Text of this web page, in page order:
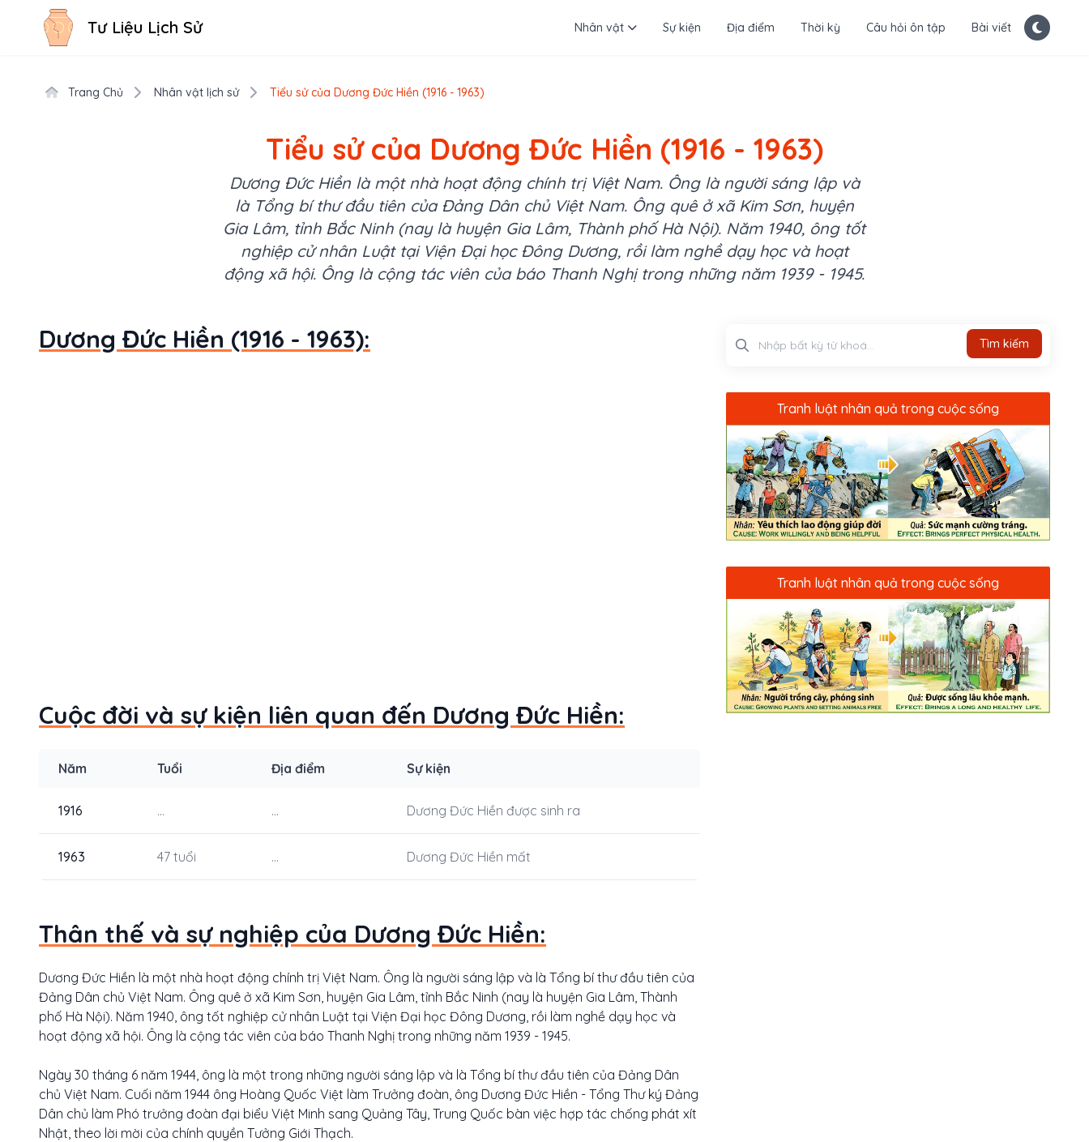
Tư Liệu Lịch Sử Nhân vật Sự kiện Địa điểm Thời kỳ Câu hỏi ôn tập Bài viết
Trang Chủ Nhân vật lịch sử Tiểu sử của Dương Đức Hiền (1916 - 1963)
Tiểu sử của Dương Đức Hiền (1916 - 1963)
Dương Đức Hiền là một nhà hoạt động chính trị Việt Nam. Ông là người sáng lập và
là Tổng bí thư đầu tiên của Đảng Dân chủ Việt Nam. Ông quê ở xã Kim Sơn, huyện
Gia Lâm, tỉnh Bắc Ninh (nay là huyện Gia Lâm, Thành phố Hà Nội). Năm 1940, ông tốt
nghiệp cử nhân Luật tại Viện Đại học Đông Dương, rồi làm nghề dạy học và hoạt
động xã hội. Ông là cộng tác viên của báo Thanh Nghị trong những năm 1939 - 1945.
Dương Đức Hiền (1916 - 1963):
Cuộc đời và sự kiện liên quan đến Dương Đức Hiền:
Năm Tuổi Địa điểm Sự kiện
1916 ... ... Dương Đức Hiền được sinh ra
1963 47 tuổi ... Dương Đức Hiền mất
Thân thế và sự nghiệp của Dương Đức Hiền:
Dương Đức Hiền là một nhà hoạt động chính trị Việt Nam. Ông là người sáng lập và là Tổng bí thư đầu tiên của
Đảng Dân chủ Việt Nam. Ông quê ở xã Kim Sơn, huyện Gia Lâm, tỉnh Bắc Ninh (nay là huyện Gia Lâm, Thành
phố Hà Nội). Năm 1940, ông tốt nghiệp cử nhân Luật tại Viện Đại học Đông Dương, rồi làm nghề dạy học và
hoạt động xã hội. Ông là cộng tác viên của báo Thanh Nghị trong những năm 1939 - 1945.
Ngày 30 tháng 6 năm 1944, ông là một trong những người sáng lập và là Tổng bí thư đầu tiên của Đảng Dân
chủ Việt Nam. Cuối năm 1944 ông Hoàng Quốc Việt làm Trưởng đoàn, ông Dương Đức Hiền - Tổng Thư ký Đảng
Dân chủ làm Phó trưởng đoàn đại biểu Việt Minh sang Quảng Tây, Trung Quốc bàn việc hợp tác chống phát xít
Nhật, theo lời mời của chính quyền Tưởng Giới Thạch.
Tìm kiếm
Tranh luật nhân quả trong cuộc sống
Tranh luật nhân quả trong cuộc sống